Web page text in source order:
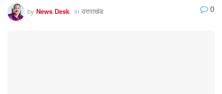
by News Desk in उत्तराखंड 0